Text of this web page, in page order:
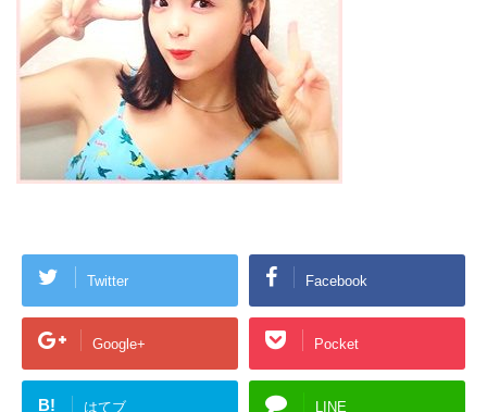
Twitter Facebook
Google+ Pocket
B! はてブ LINE